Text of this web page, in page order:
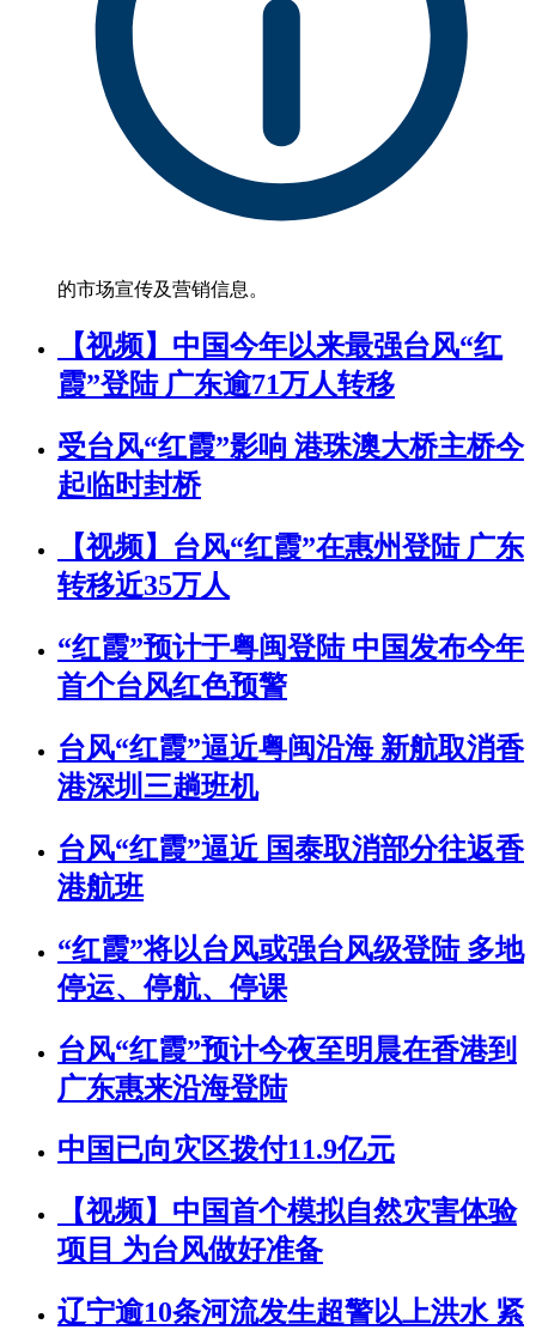
的市场宣传及营销信息。
【视频】中国今年以来最强台风“红
霞”登陆 广东逾71万人转移
受台风“红霞”影响 港珠澳大桥主桥今
起临时封桥
【视频】台风“红霞”在惠州登陆 广东
转移近35万人
“红霞”预计于粤闽登陆 中国发布今年
首个台风红色预警
台风“红霞”逼近粤闽沿海 新航取消香
港深圳三趟班机
台风“红霞”逼近 国泰取消部分往返香
港航班
“红霞”将以台风或强台风级登陆 多地
停运、停航、停课
台风“红霞”预计今夜至明晨在香港到
广东惠来沿海登陆
中国已向灾区拨付11.9亿元
【视频】中国首个模拟自然灾害体验
项目 为台风做好准备
辽宁逾10条河流发生超警以上洪水 紧